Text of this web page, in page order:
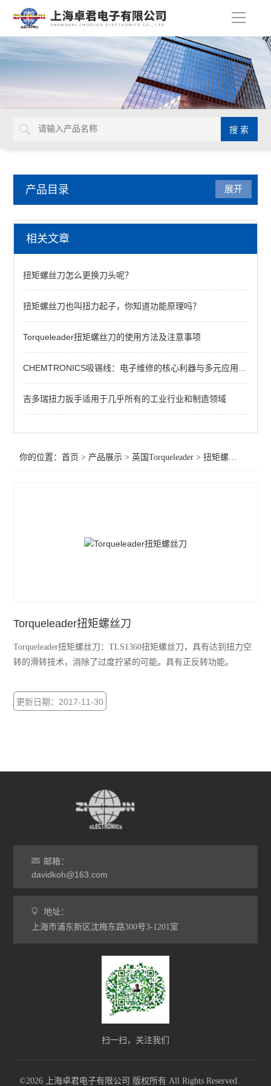
导
产品目录
英国Torqueleader
扭矩螺丝刀
扭力扳手
英国扭力螺丝刀
查看全部 >>
展开
相关文章
扭矩螺丝刀怎么更换刀头呢？
扭矩螺丝刀也叫扭力起子，你知道功能原理吗？
Torqueleader扭矩螺丝刀的使用方法及注意事项
CHEMTRONICS吸锡线：电子维修的核心利器与多元应用场景
吉多瑞扭力扳手适用于几乎所有的工业行业和制造领域
你的位置：首页 > 产品展示 >英国Torqueleader >扭矩螺丝刀
Torqueleader扭矩螺丝刀
Torqueleader扭矩螺丝刀：TLS1360扭矩螺丝刀，具有达到扭力空
转的滑转技术，消除了过度拧紧的可能。具有正反转功能。
更新日期：2017-11-30
邮箱：
davidkoh@163.com
地址：
上海市浦东新区沈梅东路300号3-1201室
扫一扫，关注我们
©2026 上海卓君电子有限公司 版权所有 All Rights Reserved.